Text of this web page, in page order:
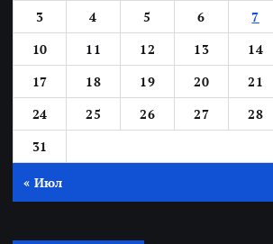
3
4 5 6 7
10
11 12 13 14
17
18 19 20 21
24
25 26 27 28
31
« Июл